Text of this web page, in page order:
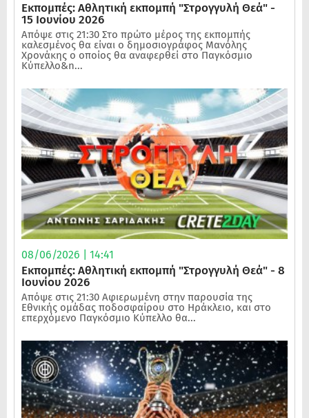
Εκπομπές: Αθλητική εκπομπή "Στρογγυλή Θεά" -
15 Ιουνίου 2026
Απόψε στις 21:30 Στο πρώτο μέρος της εκπομπής
καλεσμένος θα είναι ο δημοσιογράφος Μανόλης
Χρονάκης ο οποίος θα αναφερθεί στο Παγκόσμιο
Κύπελλο&n...
08/06/2026 | 14:41
Εκπομπές: Αθλητική εκπομπή "Στρογγυλή Θεά" - 8
Ιουνίου 2026
Απόψε στις 21:30 Αφιερωμένη στην παρουσία της
Εθνικής ομάδας ποδοσφαίρου στο Ηράκλειο, και στο
επερχόμενο Παγκόσμιο Κύπελλο θα...